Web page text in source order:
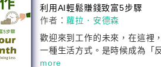
利用AI輕鬆賺錢致富5步驟
作者：蘿拉．安德森
歡迎來到工作的未來，在這裡
一種生活方式。是時候成為「
more